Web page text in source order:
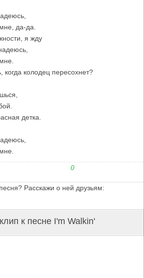
да-да.
я жду
когда колодец пересохнет?
детка.
0
Расскажи о ней друзьям:
к песне I'm Walkin'